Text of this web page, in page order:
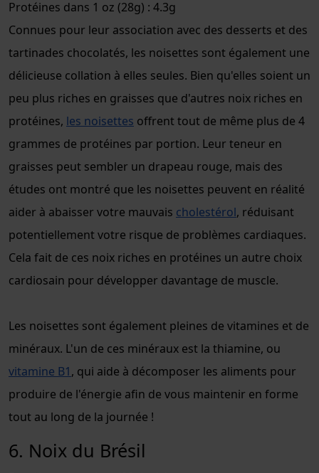
Protéines dans 1 oz (28g) : 4.3g
Connues pour leur association avec des desserts et des
tartinades chocolatés, les noisettes sont également une
délicieuse collation à elles seules. Bien qu'elles soient un
peu plus riches en graisses que d'autres noix riches en
protéines, les noisettes offrent tout de même plus de 4
grammes de protéines par portion. Leur teneur en
graisses peut sembler un drapeau rouge, mais des
études ont montré que les noisettes peuvent en réalité
aider à abaisser votre mauvais cholestérol, réduisant
potentiellement votre risque de problèmes cardiaques.
Cela fait de ces noix riches en protéines un autre choix
cardiosain pour développer davantage de muscle.
Les noisettes sont également pleines de vitamines et de
minéraux. L'un de ces minéraux est la thiamine, ou
vitamine B1, qui aide à décomposer les aliments pour
produire de l'énergie afin de vous maintenir en forme
tout au long de la journée !
6. Noix du Brésil